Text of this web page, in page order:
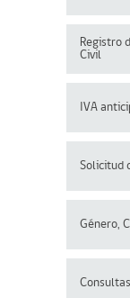
Registro
Civil
IVA
Solicitud
Género,